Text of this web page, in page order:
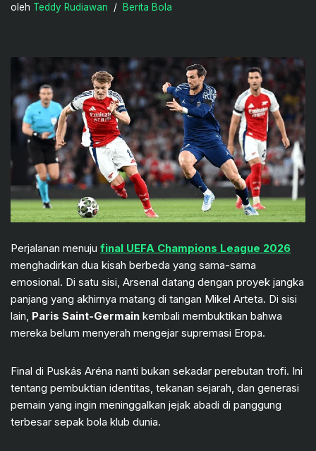
oleh Teddy Rudiawan Berita Bola
Perjalanan menuju final UEFA Champions League 2026
menghadirkan dua kisah berbeda yang sama-sama
emosional. Di satu sisi, Arsenal datang dengan proyek jangka
panjang yang akhirnya matang di tangan Mikel Arteta. Di sisi
lain, Paris Saint-Germain kembali membuktikan bahwa
mereka belum menyerah mengejar supremasi Eropa.
Final di Puskás Aréna nanti bukan sekadar perebutan trofi. Ini
tentang pembuktian identitas, tekanan sejarah, dan generasi
pemain yang ingin meninggalkan jejak abadi di panggung
terbesar sepak bola klub dunia.